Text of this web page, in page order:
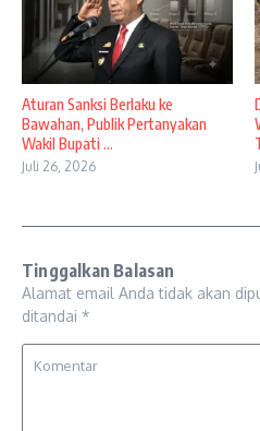
Aturan Sanksi Berlaku ke
Bawahan, Publik Pertanyakan
Wakil Bupati ...
Juli 26, 2026
Tinggalkan Balasan
Alamat email Anda tidak akan
ditandai *